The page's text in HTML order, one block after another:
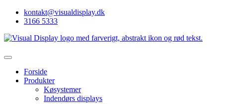
kontakt@visualdisplay.dk
3166 5333
Forside
Produkter
Køsystemer
Indendørs displays